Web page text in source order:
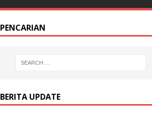
PENCARIAN
BERITA UPDATE